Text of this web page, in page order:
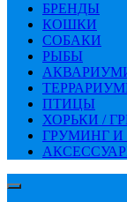
БРЕНДЫ
КОШКИ
СОБАКИ
РЫБЫ
ПТИЦЫ
ХОРЬКИ /
ГРУМИНГ И